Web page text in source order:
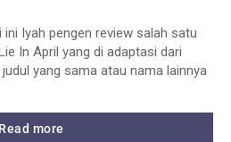
Iyah pengen review salah satu
In April yang di adaptasi dari
yang sama atau nama lainnya
Read more